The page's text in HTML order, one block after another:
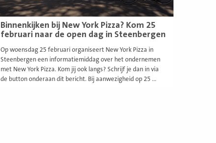
Binnenkijken bij New York Pizza? Kom 25
februari naar de open dag in Steenbergen
Op woensdag 25 februari organiseert New York Pizza in
Steenbergen een informatiemiddag over het ondernemen
met New York Pizza. Kom jij ook langs? Schrijf je dan in via
de button onderaan dit bericht. Bij aanwezigheid op 25 ...